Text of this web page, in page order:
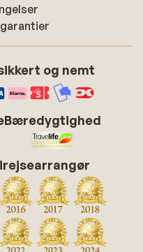
og nemt
Bæredygtighed